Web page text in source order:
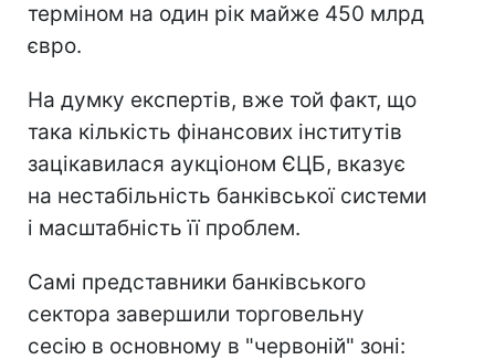
терміном на один рік майже 450 млрд
євро.
На думку експертів, вже той факт, що
така кількість фінансових інститутів
зацікавилася аукціоном ЄЦБ, вказує
на нестабільність банківської системи
і масштабність її проблем.
Самі представники банківського
сектора завершили торговельну
сесію в основному в "червоній" зоні: